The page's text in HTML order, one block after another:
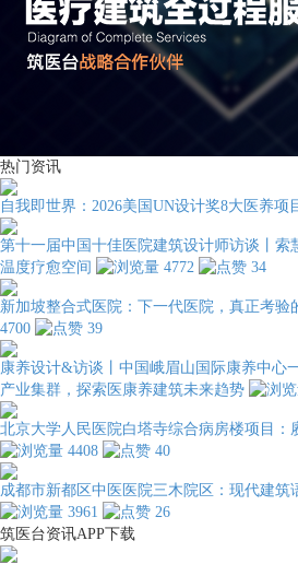
热门资讯
自我即世界：2026美国UN设计奖8大医养项
第十一届中国十佳医院建筑设计师访谈丨索
温度疗愈空间
4772 34
新加坡整合式医院：下一代医院，真正考验
4700
39
康养设计&访谈丨中国峨眉山国际康养中心
产业集群，探索医康养建筑未来趋势
北京大学人民医院白塔寺综合病房楼项目：
4408
40
成都市新都区中医医院三木院区：现代建筑
3961
26
筑医台资讯APP下载